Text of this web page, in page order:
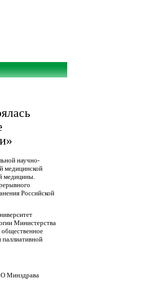
научно-
медицинской
медицины.
Российской
Министерства
Минздрава